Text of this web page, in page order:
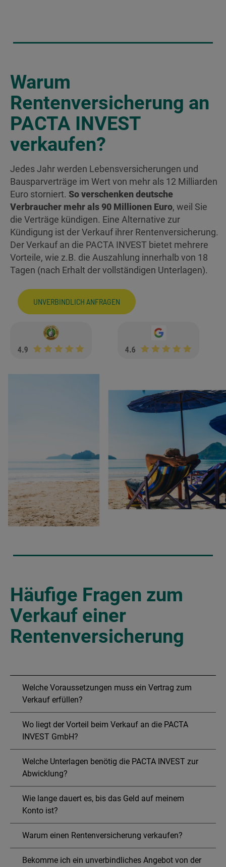
Warum
Rentenversicherung an
PACTA INVEST
verkaufen?
Jedes Jahr werden Lebensversicherungen und
Bausparverträge im Wert von mehr als 12 Milliarden
Euro storniert. So verschenken deutsche
Verbraucher mehr als 90 Millionen Euro, weil Sie
die Verträge kündigen. Eine Alternative zur
Kündigung ist der Verkauf ihrer Rentenversicherung.
Der Verkauf an die PACTA INVEST bietet mehrere
Vorteile, wie z.B. die Auszahlung innerhalb von 18
Tagen (nach Erhalt der vollständigen Unterlagen).
UNVERBINDLICH ANFRAGEN
Häufige Fragen zum
Verkauf einer
Rentenversicherung
Welche Voraussetzungen muss ein Vertrag zum
Verkauf erfüllen?
Wo liegt der Vorteil beim Verkauf an die PACTA
INVEST GmbH?
Welche Unterlagen benötig die PACTA INVEST zur
Abwicklung?
Wie lange dauert es, bis das Geld auf meinem
Konto ist?
Warum einen Rentenversicherung verkaufen?
Bekomme ich ein unverbindliches Angebot von der